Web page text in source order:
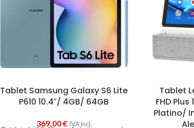
Tablet Samsung Galaxy S6 Lite
P610 10.4″/ 4GB/ 64GB
369,00€ IVA incl.
Tablet
FHD
Platino/